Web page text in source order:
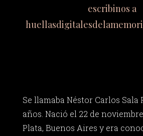
escribinos a
Se llamaba Néstor Carlos Sala
años. Nació el 22 de
Plata, Buenos Aires y era